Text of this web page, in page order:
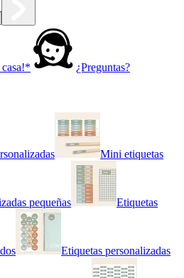
casa!* ¿Preguntas?
Mini etiquetas
pequeñas Etiquetas
Etiquetas personalizadas